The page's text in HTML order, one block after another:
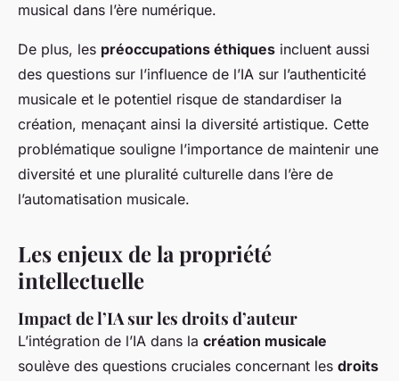
musical dans l’ère numérique.
De plus, les préoccupations éthiques incluent aussi
des questions sur l’influence de l’IA sur l’authenticité
musicale et le potentiel risque de standardiser la
création, menaçant ainsi la diversité artistique. Cette
problématique souligne l’importance de maintenir une
diversité et une pluralité culturelle dans l’ère de
l’automatisation musicale.
Les enjeux de la propriété
intellectuelle
Impact de l’IA sur les droits d’auteur
L’intégration de l’IA dans la création musicale
soulève des questions cruciales concernant les droits